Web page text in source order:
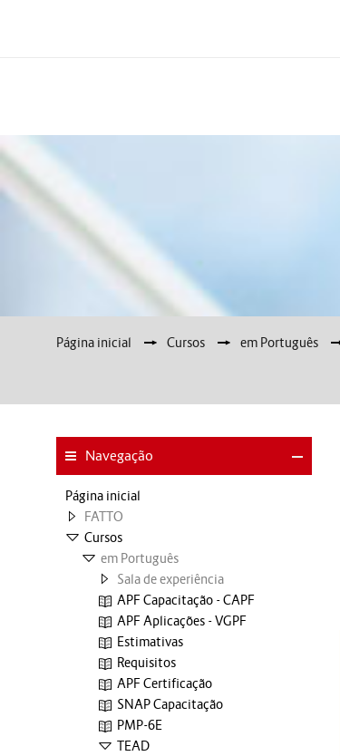
Página inicial ▶︎ Cursos ▶︎ em Português ▶︎
Navegação
Página inicial
FATTO
Cursos
em Português
Sala de experiência
APF Capacitação - CAPF
APF Aplicações - VGPF
Estimativas
Requisitos
APF Certificação
SNAP Capacitação
PMP-6E
TEAD